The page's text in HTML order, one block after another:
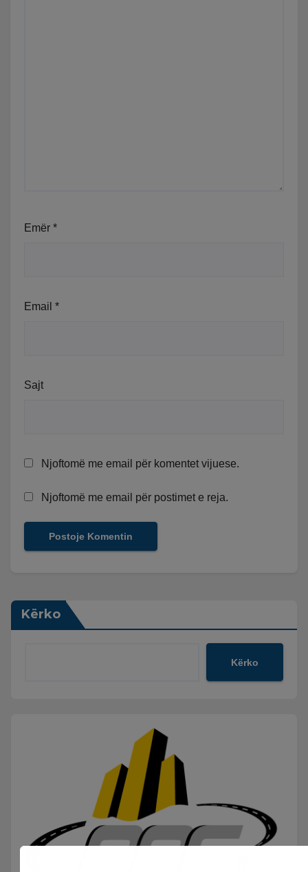
Emër *
Email *
Sajt
Njoftomë me email për komentet vijuese.
Njoftomë me email për postimet e reja.
Kërko
Kërko